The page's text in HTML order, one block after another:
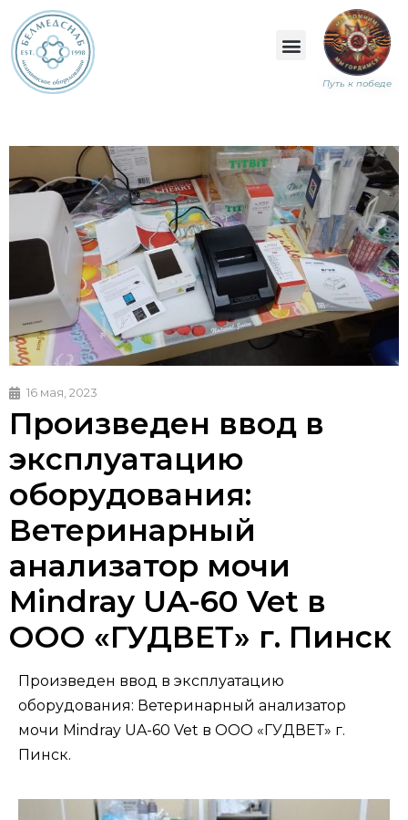
Путь к победе
16 мая, 2023
Произведен ввод в
эксплуатацию
оборудования:
Ветеринарный
анализатор мочи
Mindray UA-60 Vet в
ООО «ГУДВЕТ» г. Пинск
Произведен ввод в эксплуатацию
оборудования: Ветеринарный анализатор
мочи Mindray UA-60 Vet в ООО «ГУДВЕТ» г.
Пинск.